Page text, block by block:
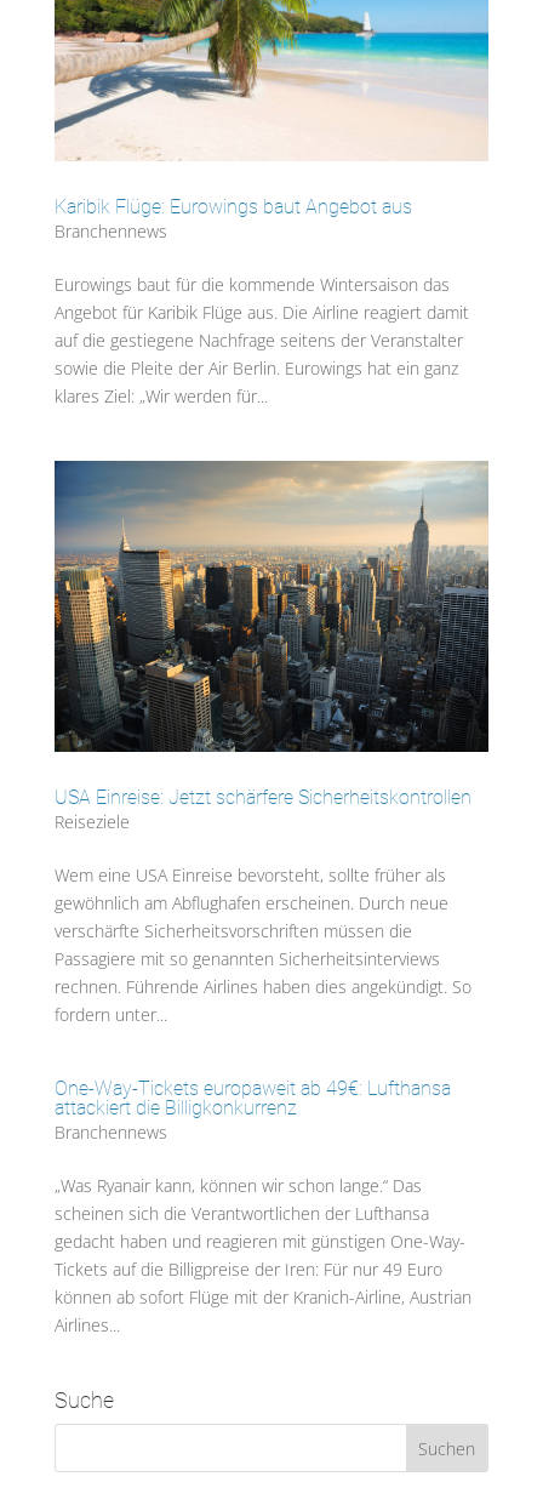
Karibik Flüge: Eurowings baut Angebot aus
Branchennews
Eurowings baut für die kommende Wintersaison das
Angebot für Karibik Flüge aus. Die Airline reagiert damit
auf die gestiegene Nachfrage seitens der Veranstalter
sowie die Pleite der Air Berlin. Eurowings hat ein ganz
klares Ziel: „Wir werden für...
USA Einreise: Jetzt schärfere Sicherheitskontrollen
Reiseziele
Wem eine USA Einreise bevorsteht, sollte früher als
gewöhnlich am Abflughafen erscheinen. Durch neue
verschärfte Sicherheitsvorschriften müssen die
Passagiere mit so genannten Sicherheitsinterviews
rechnen. Führende Airlines haben dies angekündigt. So
fordern unter...
One-Way-Tickets europaweit ab 49€: Lufthansa
attackiert die Billigkonkurrenz
Branchennews
„Was Ryanair kann, können wir schon lange.“ Das
scheinen sich die Verantwortlichen der Lufthansa
gedacht haben und reagieren mit günstigen One-Way-
Tickets auf die Billigpreise der Iren: Für nur 49 Euro
können ab sofort Flüge mit der Kranich-Airline, Austrian
Airlines...
Suche